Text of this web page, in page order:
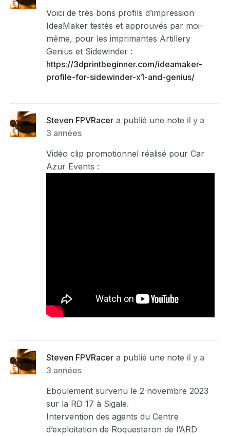
Voici de très bons profils d’impression
IdeaMaker testés et approuvés par moi-
même, pour les imprimantes Artillery
Genius et Sidewinder :
https://3dprintbeginner.com/ideamaker-
profile-for-sidewinder-x1-and-genius/
Steven FPVRacer a publié une note il y a
3 années
Vidéo clip promotionnel réalisé pour Car
Azur Events :
Steven FPVRacer a publié une note il y a
3 années
Eboulement survenu le 2 novembre 2023
sur la RD 17 à Sigale.
Intervention des agents du Centre
d’exploitation de Roquesteron de l’ARD